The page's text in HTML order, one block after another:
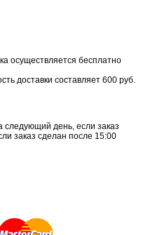
осуществляется бесплатно
доставки составляет 600 руб.
следующий день, если заказ
заказ сделан после 15:00